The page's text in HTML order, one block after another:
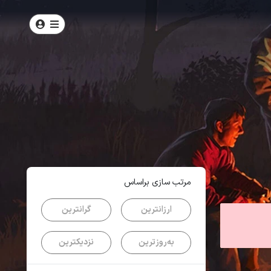
مرتب سازی براساس
ارزانترین گرانترین
به‌روزترین نزدیکترین